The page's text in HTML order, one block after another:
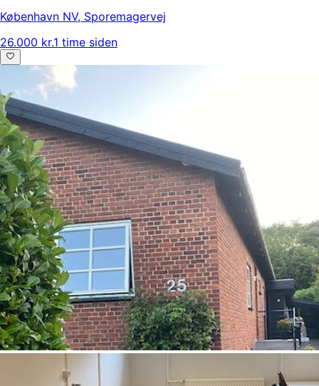
København NV, Sporemagervej
26.000 kr.1 time siden